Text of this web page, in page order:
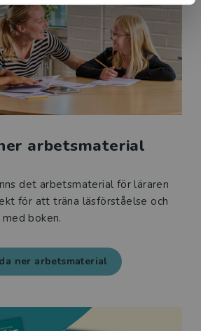
arbetsmaterial
det arbetsmaterial för läraren
för att träna läsförståelse och
boken.
ner arbetsmaterial